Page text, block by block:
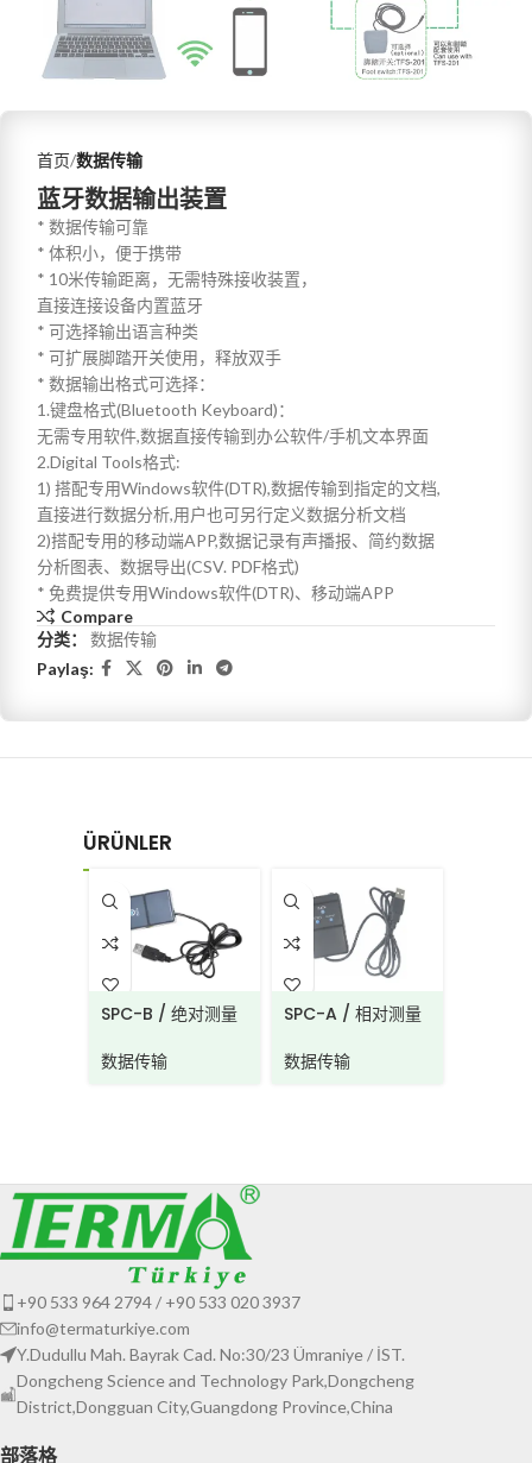
首页 数据传输
蓝牙数据输出装置
* 数据传输可靠
* 体积小，便于携带
* 10米传输距离，无需特殊接收装置，
直接连接设备内置蓝牙
* 可选择输出语言种类
* 可扩展脚踏开关使用，释放双手
* 数据输出格式可选择：
1.键盘格式(Bluetooth Keyboard)：
无需专用软件,数据直接传输到办公软件/手机文本界面
2.Digital Tools格式:
1) 搭配专用Windows软件(DTR),数据传输到指定的文档,
直接进行数据分析,用户也可另行定义数据分析文档
2)搭配专用的移动端APP,数据记录有声播报、简约数据
分析图表、数据导出(CSV. PDF格式)
* 免费提供专用Windows软件(DTR)、移动端APP
Compare
分类：
数据传输
Paylaş:
ÜRÜNLER
SPC-B / 绝对测量
数据传输
SPC-A / 相对测量
数据传输
+90 533 964 2794 / +90 533 020 3937
info@termaturkiye.com
Y.Dudullu Mah. Bayrak Cad. No:30/23 Ümraniye / İST.
Dongcheng Science and Technology Park,Dongcheng
District,Dongguan City,Guangdong Province,China
部落格